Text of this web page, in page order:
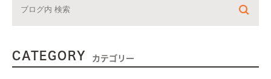
CATEGORY カテゴリー